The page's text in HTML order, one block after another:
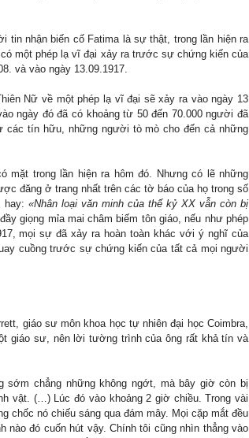
tin nhận biến cố Fatima là sự thật, trong lần hiện ra
một phép lạ vĩ đại xảy ra trước sự chứng kiến của
và vào ngày 13.09.1917.
Nữ về một phép lạ vĩ đại sẽ xảy ra vào ngày 13
ngày đó đã có khoảng từ 50 đến 70.000 người đã
các tín hữu, những người tò mò cho đến cả những
mặt trong lần hiện ra hôm đó. Nhưng có lẽ những
đăng ở trang nhất trên các tờ báo của họ trong số
hay: «Nhân loại văn minh của thế kỷ XX vẫn còn bị
giọng mỉa mai châm biếm tôn giáo, nếu như phép
mọi sự đã xảy ra hoàn toàn khác với ý nghĩ của
cuồng trước sự chứng kiến của tất cả mọi người
giáo sư môn khoa học tự nhiên đại học Coimbra,
giáo sư, nên lời tường trình của ông rất khả tín và
chẳng những không ngớt, mà bây giờ còn bị
vật. (…) Lúc đó vào khoảng 2 giờ chiều. Trong vài
chốc nó chiếu sáng qua đám mây. Mọi cặp mắt đều
đó cuốn hút vậy. Chính tôi cũng nhìn thẳng vào